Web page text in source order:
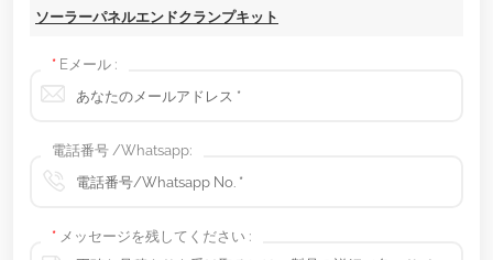
ソーラーパネルエンドクランプキット
* Eメール :
電話番号 /Whatsapp:
* メッセージを残してください :